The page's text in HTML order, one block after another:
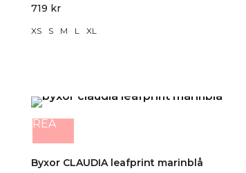
719 kr
XS S M L XL
REA
Byxor CLAUDIA leafprint marinblå